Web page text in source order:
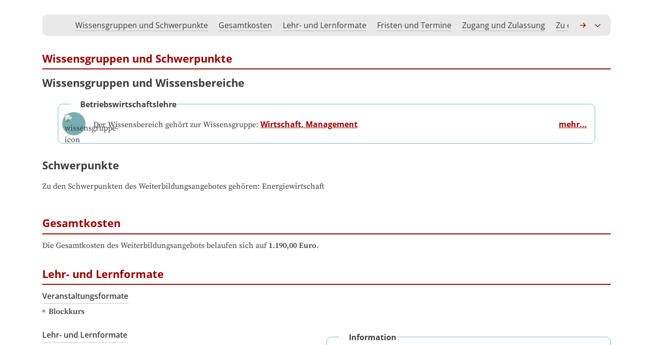
Wissensgruppen und Schwerpunkte Gesamtkosten Lehr- und Lernformate Fristen und Termine Zugang und Zulassung Zu erwerbende
Wissensgruppen und Schwerpunkte
Wissensgruppen und Wissensbereiche
Betriebswirtschaftslehre
Der Wissensbereich gehört zur Wissensgruppe: Wirtschaft, Management mehr...
Schwerpunkte
Zu den Schwerpunkten des Weiterbildungsangebotes gehören: Energiewirtschaft
Gesamtkosten
Die Gesamtkosten des Weiterbildungsangebots belaufen sich auf 1.190,00 Euro.
Lehr- und Lernformate
Veranstaltungsformate
Blockkurs
Lehr- und Lernformate Information